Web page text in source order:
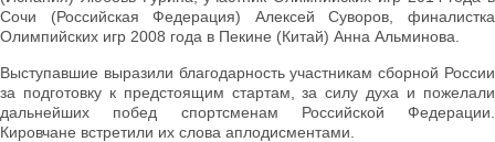
Сочи (Российская Федерация) Алексей Суворов, финалистка
Олимпийских игр 2008 года в Пекине (Китай) Анна Альминова.
Выступавшие выразили благодарность участникам сборной России
за подготовку к предстоящим стартам, за силу духа и пожелали
дальнейших побед спортсменам Российской Федерации.
Кировчане встретили их слова аплодисментами.